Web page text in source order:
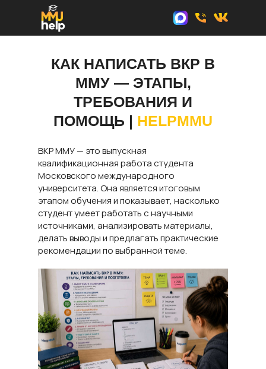
КАК НАПИСАТЬ ВКР В
ММУ — ЭТАПЫ,
ТРЕБОВАНИЯ И
ПОМОЩЬ | HELPMMU
ВКР ММУ — это выпускная
квалификационная работа студента
Московского международного
университета. Она является итоговым
этапом обучения и показывает, насколько
студент умеет работать с научными
источниками, анализировать материалы,
делать выводы и предлагать практические
рекомендации по выбранной теме.